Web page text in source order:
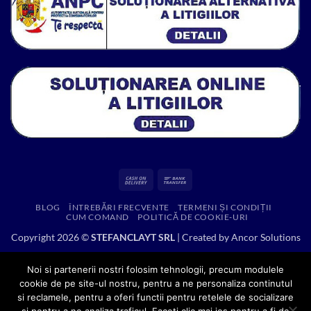
Cash
Delivery
BLOG ÎNTREBĂRI FRECVENTE
TERMENI ȘI CONDIȚII
CUM COMAND
POLITICĂ DE COOKIE-URI
Copyright 2026 ©STEFANCLAYT SRL| Created byAncor Solutions
Noi si partenerii nostri folosim tehnologii, precum modulele
cookie de pe site-ul nostru, pentru a ne personaliza continutul
si reclamele, pentru a oferi functii pentru retelele de socializare